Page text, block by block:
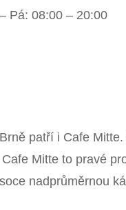
Pá: 08:00 – 20:00
patří i Cafe
Mitte to pravé
nadprůměrnou